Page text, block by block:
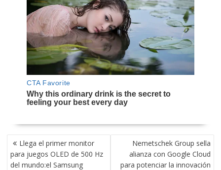
NAVEGACIÓN
DE
ENTRADAS
Llega el primer monitor
para juegos OLED de 500 Hz
del mundo:el Samsung
Nemetschek Group sella
alianza con Google Cloud
para potenciar la innovación